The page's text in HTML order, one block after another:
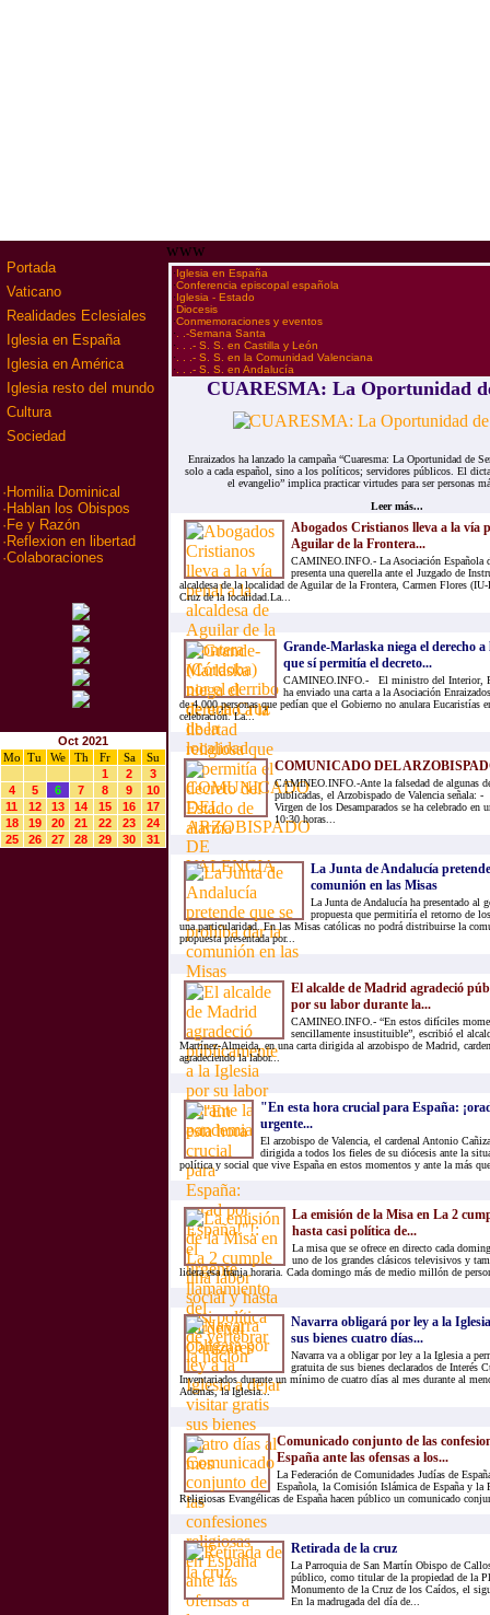
Portada
Vaticano
Realidades Eclesiales
Iglesia en España
Iglesia en América
Iglesia resto del mundo
Cultura
Sociedad
· Homilia Dominical
· Hablan los Obispos
· Fe y Razón
· Reflexion en libertad
·Colaboraciones
Oct 2021
Mo
Tu We Th Fr Sa
Su
1
2
3
4
5 6 7 8 9
10
11
12 13 14 15 16
17
18
19 20 21 22 23
24
25
26 27 28 29 30 31
www
·Iglesia en España
·Conferencia episcopal española
·Iglesia - Estado
·Diocesis
·Conmemoraciones y eventos
· . .-Semana Santa
· . . .- S. S. en Castilla y León
· . . .- S. S. en la Comunidad Valenciana
· . . .- S. S. en Andalucía
CUARESMA: La Oportunidad
Enraizados ha lanzado la campaña “Cuaresma: La Oportunidad de
solo a cada español, sino a los políticos; servidores públicos. El
el evangelio” implica practicar virtudes para ser personas
Leer más...
Abogados Cristianos lleva a la vía
Aguilar de la Frontera...
CAMINEO.INFO.- La Asociación Española
presenta una querella ante el Juzgado de
alcaldesa de la localidad de Aguilar de la Frontera, Carmen Flores
Cruz de la localidad.La...
Grande-Marlaska niega el derecho
que sí permitía el decreto...
CAMINEO.INFO.- El ministro del Interior,
ha enviado una carta a la Asociación
de 4.000 personas que pedían que el Gobierno no anulara Eucaristías
celebración. La...
COMUNICADO DEL
CAMINEO.INFO.-Ante la falsedad de algunas
publicadas, el Arzobispado de Valencia
Virgen de los Desamparados se ha celebrado en
10:30 horas...
La Junta de Andalucía
comunión en las Misas
La Junta de Andalucía ha presentado al
propuesta que permitiría el retorno de
una particularidad. En las Misas católicas no podrá distribuirse la
propuesta presentada por...
El alcalde de Madrid agradeció
por su labor durante la...
CAMINEO.INFO.- “En estos difíciles
sencillamente insustituible”, escribió el
Martínez-Almeida, en una carta dirigida al arzobispo de Madrid,
agradeciendo la labor...
"En esta hora crucial para España:
urgente...
El arzobispo de Valencia, el cardenal Antonio
dirigida a todos los fieles de su diócesis ante la
política y social que vive España en estos momentos y ante la más
La emisión de la Misa en La 2
hasta casi política de...
La misa que se ofrece en directo cada
uno de los grandes clásicos televisivos y
lidera esa franja horaria. Cada domingo más de medio millón de
Navarra obligará por ley a la
sus bienes cuatro días...
Navarra va a obligar por ley a la Iglesia a
gratuita de sus bienes declarados de Interés
Inventariados durante un mínimo de cuatro días al mes durante al
Además, la Iglesia...
Comunicado conjunto de las
España ante las ofensas a los...
La Federación de Comunidades Judías de
Española, la Comisión Islámica de España y la
Religiosas Evangélicas de España hacen público un comunicado
Retirada de la cruz
La Parroquia de San Martín Obispo de
público, como titular de la propiedad de la
Monumento de la Cruz de los Caídos, el
En la madrugada del día de...